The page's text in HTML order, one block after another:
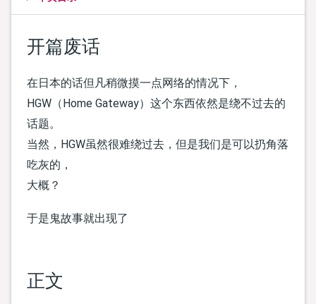
开篇废话
在日本的话但凡稍微摸一点网络的情况下，
HGW（Home Gateway）这个东西依然是绕不过去的
话题。
当然，HGW虽然很难绕过去，但是我们是可以扔角落
吃灰的，
大概？
于是鬼故事就出现了
正文